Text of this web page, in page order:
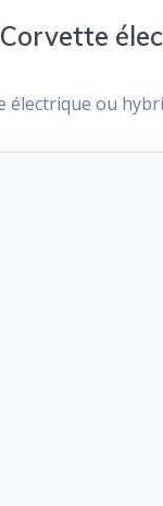
électrique ou